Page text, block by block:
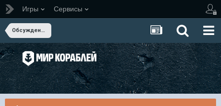
Игры Сервисы
Обсуждение Мира Кораблей